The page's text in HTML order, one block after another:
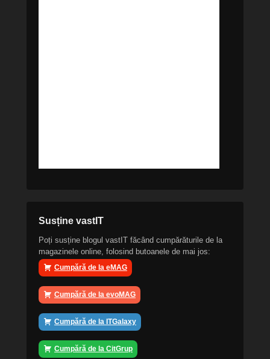
Susține vastIT
Poți susține blogul vastIT făcând cumpărăturile de la
magazinele online, folosind butoanele de mai jos:
Cumpără de la eMAG
Cumpără de la evoMAG
Cumpără de la ITGalaxy
Cumpără de la CitGrup